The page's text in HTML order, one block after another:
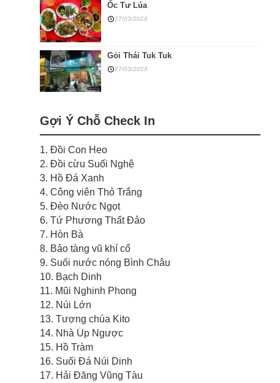
Ốc Tư Lúa
27/03/2024
Gỏi Thái Tuk Tuk
27/03/2024
Gợi Ý Chỗ Check In
1. Đồi Con Heo
2. Đồi cừu Suối Nghệ
3. Hồ Đá Xanh
4. Công viên Thỏ Trắng
5. Đèo Nước Ngọt
6. Tứ Phương Thất Đảo
7. Hòn Bà
8. Bảo tàng vũ khí cổ
9. Suối nước nóng Bình Châu
10. Bạch Dinh
11. Mũi Nghinh Phong
12. Núi Lớn
13. Tượng chúa Kito
14. Nhà Úp Ngược
15. Hồ Tràm
16. Suối Đá Núi Dinh
17. Hải Đăng Vũng Tàu